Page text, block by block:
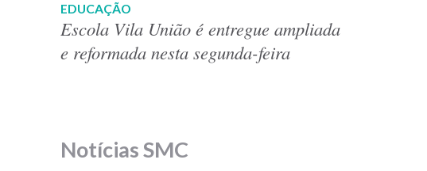
EDUCAÇÃO
Escola Vila União é entregue ampliada
e reformada nesta segunda-feira
Notícias SMC